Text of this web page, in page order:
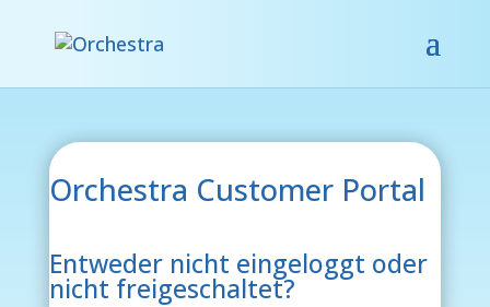
Orchestra Customer Portal
Entweder nicht eingeloggt oder
nicht freigeschaltet?